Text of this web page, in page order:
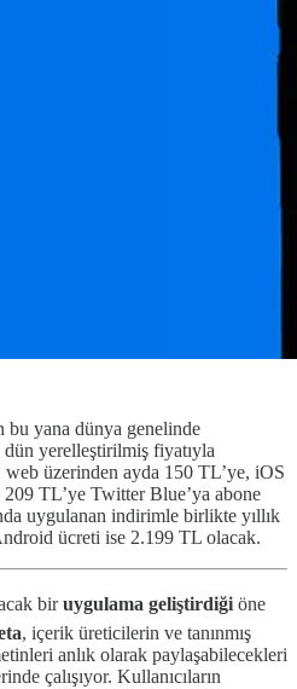
bu yana dünya genelinde
dün yerelleştirilmiş fiyatıyla
web üzerinden ayda 150 TL’ye, iOS
TL’ye Twitter Blue’ya abone
uygulanan indirimle birlikte yıllık
ücreti ise 2.199 TL olacak.
biruygulama geliştirdiği öne
, içerik üreticilerin ve tanınmış
anlık olarak paylaşabilecekleri
çalışıyor. Kullanıcıların